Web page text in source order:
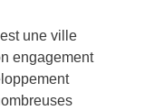
une ville
engagement